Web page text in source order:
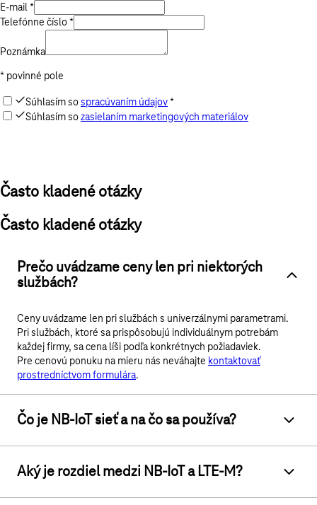
E-mail *
Telefónne číslo *
Poznámka
* povinné pole
Súhlasím sospracúvaním údajov*
Súhlasím sozasielaním marketingových materiálov
Často kladené otázky
Často kladené otázky
Prečo uvádzame ceny len pri niektorých
službách?
Ceny uvádzame len pri službách s univerzálnymi parametrami.
Pri službách, ktoré sa prispôsobujú individuálnym potrebám
každej firmy, sa cena líši podľa konkrétnych požiadaviek.
Pre cenovú ponuku na mieru nás neváhajte kontaktovať
prostredníctvom formulára.
Čo je NB-IoTsieť a na čo sa používa?
Aký je rozdiel medzi NB-IoTa LTE-M?